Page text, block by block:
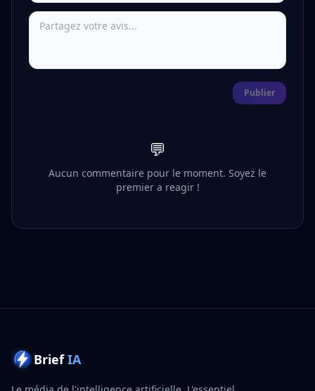
Publier
💬
Aucun commentaire pour le moment. Soyez le
premier a reagir !
Brief IA